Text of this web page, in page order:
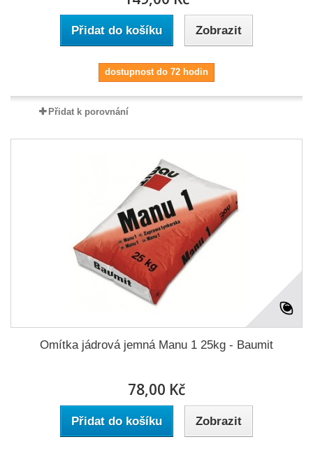
Přidat do košíku Zobrazit
dostupnost do 72 hodin
Přidat k porovnání
Omítka jádrová jemná Manu 1 25kg - Baumit
78,00 Kč
Přidat do košíku Zobrazit